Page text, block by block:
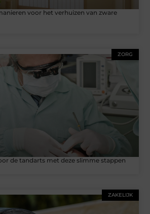
voor het verhuizen van zware
ZORG
de tandarts met deze slimme stappen
ZAKELIJK